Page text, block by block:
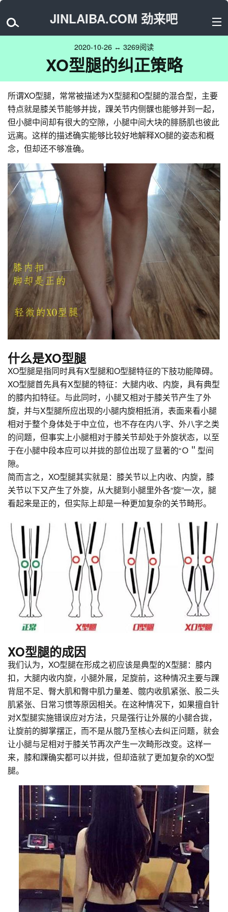
JINLAIBA.COM 劲来吧
2020-10-26 ↔ 3269阅读
XO型腿的纠正策略
所谓XO型腿，常常被描述为X型腿和O型腿的混合型，主要
特点就是膝关节能够并拢，踝关节内侧髁也能够并到一起，
但小腿中间却有很大的空隙，小腿中间大块的腓肠肌也彼此
远离。这样的描述确实能够比较好地解释XO腿的姿态和概
念，但却还不够准确。
什么是XO型腿
XO型腿是指同时具有X型腿和O型腿特征的下肢功能障碍。
XO型腿首先具有X型腿的特征：大腿内收、内旋，具有典型
的膝内扣特征。与此同时，小腿又相对于膝关节产生了外
旋，并与X型腿所应出现的小腿内旋相抵消，表面来看小腿
相对于整个身体处于中立位，也不存在内八字、外八字之类
的问题，但事实上小腿相对于膝关节却处于外旋状态，以至
于在小腿中段本应可以并拢的部位出现了显著的“Ｏ＂型间
隙。
简而言之，XO型腿其实就是：膝关节以上内收、内旋，膝
关节以下又产生了外旋，从大腿到小腿里外各“旋”一次，腿
看起来是正的，但实际上却是一种更加复杂的关节畸形。
XO型腿的成因
我们认为，XO型腿在形成之初应该是典型的X型腿：膝内
扣，大腿内收内旋，小腿外展，足旋前，这种情况主要与踝
背屈不足、臀大肌和臀中肌力量差、髋内收肌紧张、股二头
肌紧张、日常习惯等原因相关。在这种情况下，如果擅自针
对X型腿实施错误应对方法，只是强行让外展的小腿合拢，
让旋前的脚掌摆正，而不是从髋乃至核心去纠正问题，就会
让小腿与足相对于膝关节再次产生一次畸形改变。这样一
来，膝和踝确实都可以并拢，但却造就了更加复杂的XO型
腿。